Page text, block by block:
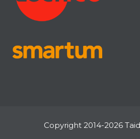
Copyright 2014-2026